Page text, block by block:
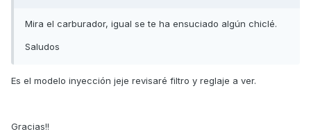
Mira el carburador, igual se te ha ensuciado algún chiclé.
Saludos
Es el modelo inyección jeje revisaré filtro y reglaje a ver.
Gracias!!